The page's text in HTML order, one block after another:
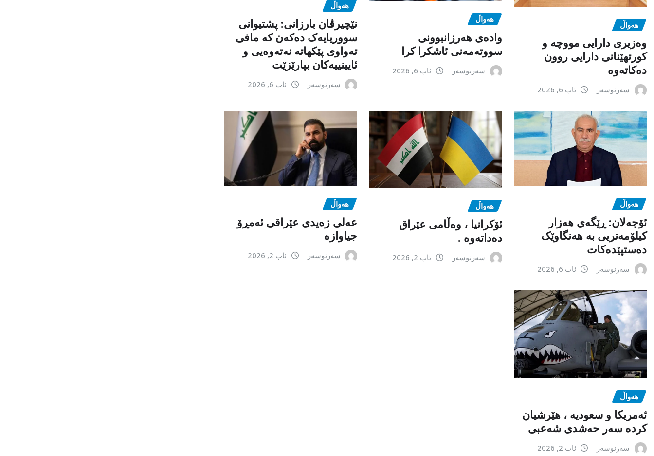
هەواڵ
وەزیری دارایی مووچە و
کورتهێنانی دارایی روون
دەکاتەوە
سەرنوسەر ئاب 6, 2026
هەواڵ
وادەی هەرزانبوونی
سووتەمەنی ئاشکرا کرا
سەرنوسەر ئاب 6, 2026
هەواڵ
نێچیرڤان بارزانی: پشتیوانی
سووریایەک دەکەن کە مافی
تەواوی پێکهاتە نەتەوەیی و
ئایینییەکان بپارێزێت
سەرنوسەر ئاب 6, 2026
هەواڵ
ئۆجەلان: ڕێگەی هەزار
کیلۆمەتریی بە هەنگاوێک
دەستپێدەکات
سەرنوسەر ئاب 6, 2026
هەواڵ
ئۆکرانیا ، وەڵامی عێراق
دەداتەوە .
سەرنوسەر ئاب 2, 2026
هەواڵ
عەلی زەیدی عێراقی ئەمڕۆ
جیاوازە
سەرنوسەر ئاب 2, 2026
هەواڵ
ئەمریکا و سعودیە ، هێرشیان
کردە سەر حەشدی شەعبی
سەرنوسەر ئاب 2, 2026